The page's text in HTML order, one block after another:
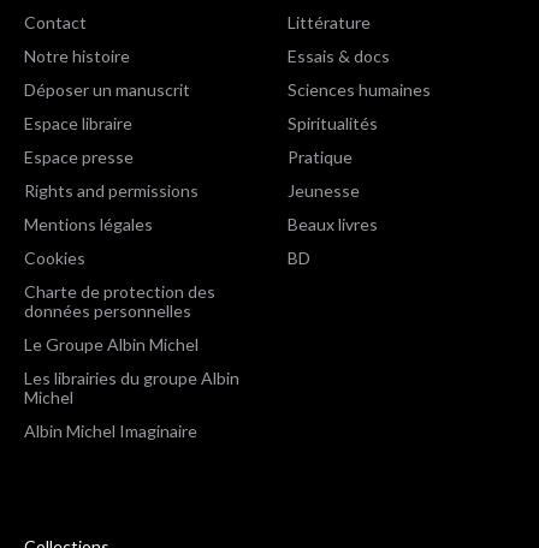
Contact
Notre histoire
Déposer un manuscrit
Espace libraire
Espace presse
Rights and permissions
Mentions légales
Cookies
Charte de protection des
données personnelles
Le Groupe Albin Michel
Les librairies du groupe Albin
Michel
Albin Michel Imaginaire
Littérature
Essais & docs
Sciences humaines
Spiritualités
Pratique
Jeunesse
Beaux livres
BD